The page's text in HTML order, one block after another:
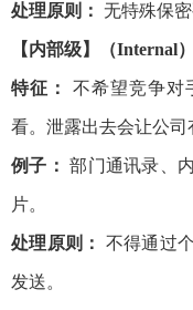
处理原则： 无特殊保密
【内部级】（Internal
特征： 不希望竞争对
看。泄露出去会让公司
例子： 部门通讯录、
片。
处理原则： 不得通过
发送。